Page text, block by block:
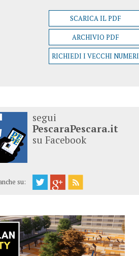
SCARICA IL PDF
ARCHIVIO PDF
RICHIEDI I VECCHI NUMERI
segui
PescaraPescara.it
su Facebook
su: